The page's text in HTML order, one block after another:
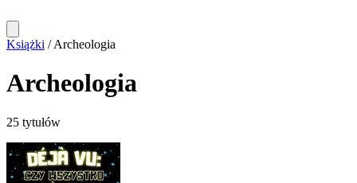
Książki / Archeologia
Archeologia
25 tytułów